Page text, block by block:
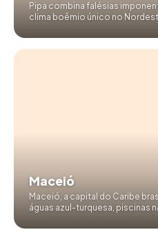
Pipa combina falésias
clima boêmio único no
charmosos do Brasil.
Maceió
Maceió, a capital do Caribe
águas azul-turquesa, piscinas